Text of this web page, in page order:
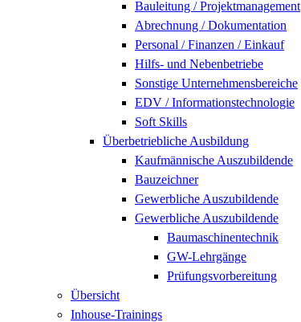
Bauleitung / Projektmanagement
Abrechnung / Dokumentation
Personal / Finanzen / Einkauf
Hilfs- und Nebenbetriebe
Sonstige Unternehmensbereiche
EDV / Informationstechnologie
Soft Skills
Überbetriebliche Ausbildung
Kaufmännische Auszubildende
Bauzeichner
Gewerbliche Auszubildende
Gewerbliche Auszubildende
Baumaschinentechnik
GW-Lehrgänge
Prüfungsvorbereitung
Übersicht
Inhouse-Trainings